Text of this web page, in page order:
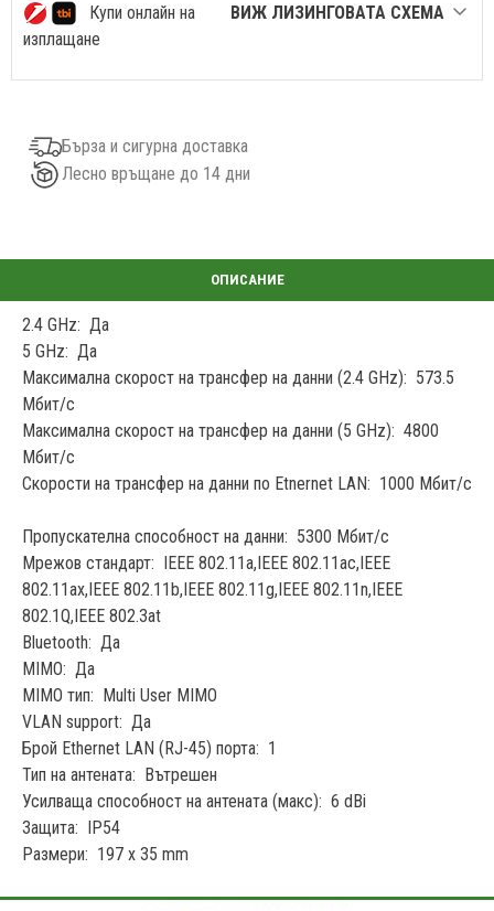
Купи онлайн на
изплащане
ВИЖ ЛИЗИНГОВАТА СХЕМА
Бърза и сигурна доставка
Лесно връщане до 14 дни
2.4 GHz: Да
5 GHz: Да
Максимална скорост на трансфер на данни (2.4 GHz): 573.5
Мбит/с
Максимална скорост на трансфер на данни (5 GHz): 4800
Мбит/с
Скорости на трансфер на данни по Etnernet LAN: 1000 Мбит/с
Пропускателна способност на данни: 5300 Мбит/с
Мрежов стандарт: IEEE 802.11a,IEEE 802.11ac,IEEE
802.11ax,IEEE 802.11b,IEEE 802.11g,IEEE 802.11n,IEEE
802.1Q,IEEE 802.3at
Bluetooth: Да
MIMO: Да
MIMO тип: Multi User MIMO
VLAN support: Да
Брой Ethernet LAN (RJ-45) порта: 1
Тип на антената: Вътрешен
Усилваща способност на антената (макс): 6 dBi
Защита: IP54
Размери: 197 x 35 mm